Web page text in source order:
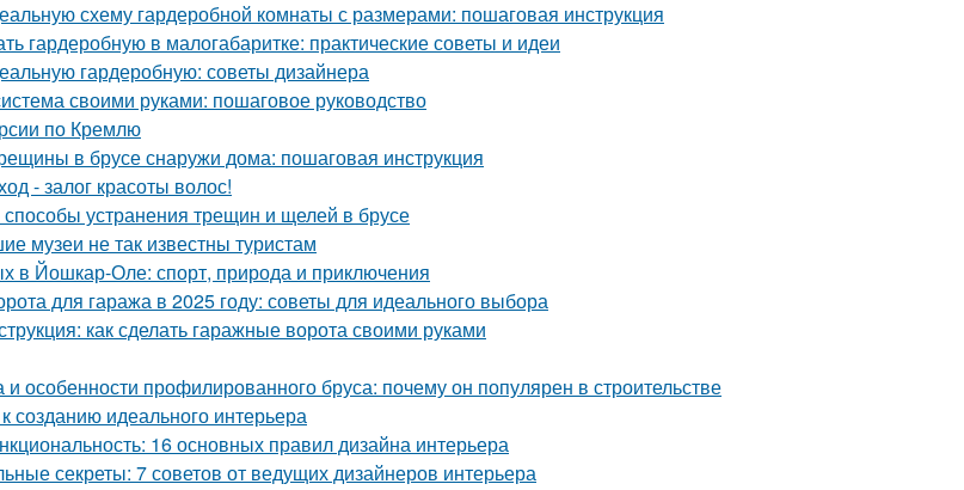
схему гардеробной комнаты с размерами: пошаговая инструкция
гардеробную в малогабаритке: практические советы и идеи
гардеробную: советы дизайнера
своими руками: пошаговое руководство
по Кремлю
в брусе снаружи дома: пошаговая инструкция
- залог красоты волос!
устранения трещин и щелей в брусе
музеи не так известны туристам
в Йошкар-Оле: спорт, природа и приключения
для гаража в 2025 году: советы для идеального выбора
как сделать гаражные ворота своими руками
особенности профилированного бруса: почему он популярен в строительстве
созданию идеального интерьера
16 основных правил дизайна интерьера
секреты: 7 советов от ведущих дизайнеров интерьера